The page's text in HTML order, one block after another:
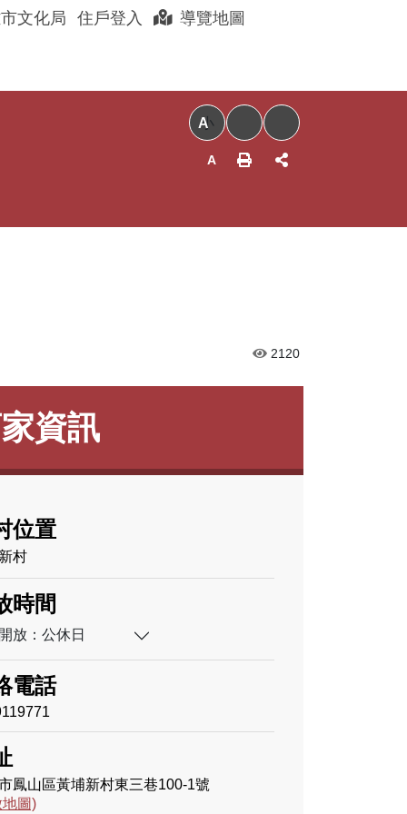
文化局 住戶登入 導覽地圖
小
2120
資訊
位置
村
時間
放：公休日
電話
鳳山區黃埔新村東三巷100-1號
圖)